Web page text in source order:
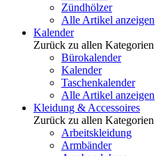
Zündhölzer
Alle Artikel anzeigen
Kalender
Zurück zu allen Kategorien
Bürokalender
Kalender
Taschenkalender
Alle Artikel anzeigen
Kleidung & Accessoires
Zurück zu allen Kategorien
Arbeitskleidung
Armbänder